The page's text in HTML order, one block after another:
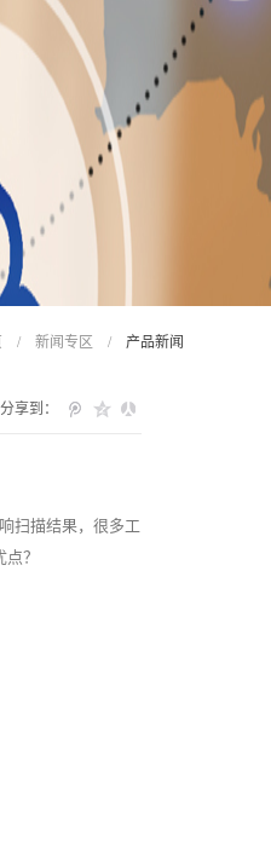
/ 新闻专区 / 产品新闻
分享到：
扫描结果，很多工
？